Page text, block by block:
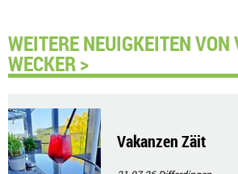
WEITERE NEUIGKEITEN
WECKER >
Vakanzen Zäit